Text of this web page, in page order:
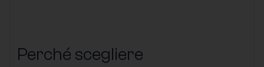
Perché scegliere